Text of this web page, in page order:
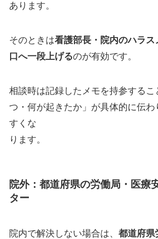
あります。
そのときは看護部長・院内のハラス
口へ一段上げるのが有効です。
相談時は記録したメモを持参するこ
つ・何が起きたか」が具体的に伝わ
すくな
ります。
院外：都道府県の労働局・医療
ター
院内で解決しない場合は、 都道府県